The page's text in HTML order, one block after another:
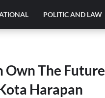
POLITIC AND LAW
Own The Future
Harapan